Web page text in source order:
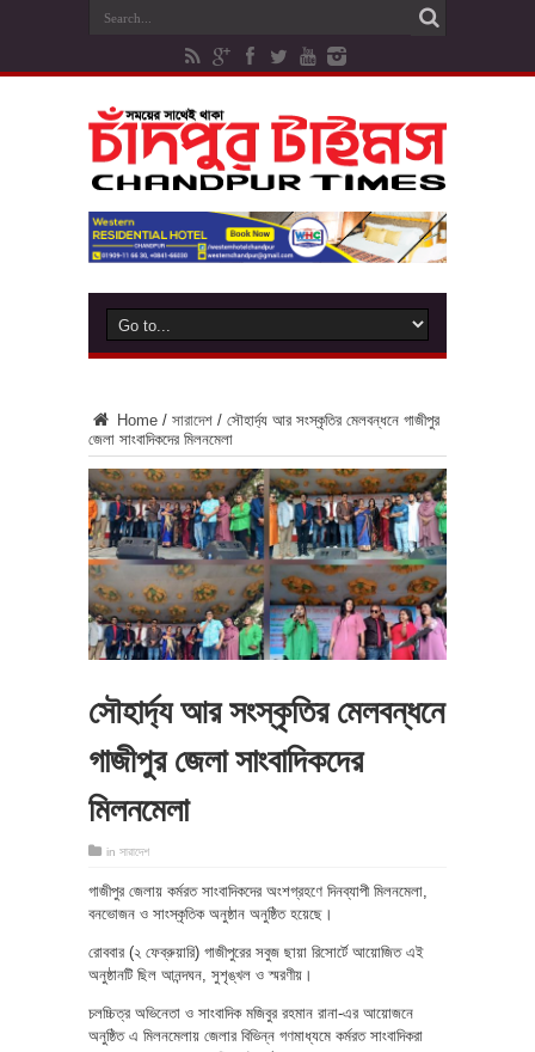
Home / সারাদেশ / সৌহার্দ্য আর সংস্কৃতির মেলবন্ধনে গাজীপুর
জেলা সাংবাদিকদের মিলনমেলা
সৌহার্দ্য আর সংস্কৃতির মেলবন্ধনে
গাজীপুর জেলা সাংবাদিকদের
মিলনমেলা
in সারাদেশ
গাজীপুর জেলায় কর্মরত সাংবাদিকদের অংশগ্রহণে দিনব্যাপী মিলনমেলা,
বনভোজন ও সাংস্কৃতিক অনুষ্ঠান অনুষ্ঠিত হয়েছে।
রোববার (২ ফেব্রুয়ারি) গাজীপুরের সবুজ ছায়া রিসোর্টে আয়োজিত এই
অনুষ্ঠানটি ছিল আনন্দঘন, সুশৃঙ্খল ও স্মরণীয়।
চলচ্চিত্র অভিনেতা ও সাংবাদিক মজিবুর রহমান রানা-এর আয়োজনে
অনুষ্ঠিত এ মিলনমেলায় জেলার বিভিন্ন গণমাধ্যমে কর্মরত সাংবাদিকরা